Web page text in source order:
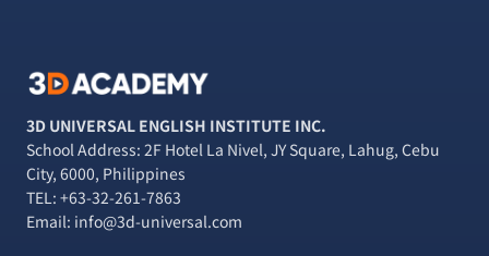
3D UNIVERSAL ENGLISH INSTITUTE INC.
School Address: 2F Hotel La Nivel, JY Square, Lahug, Cebu
City, 6000, Philippines
TEL: +63-32-261-7863
Email: info@3d-universal.com